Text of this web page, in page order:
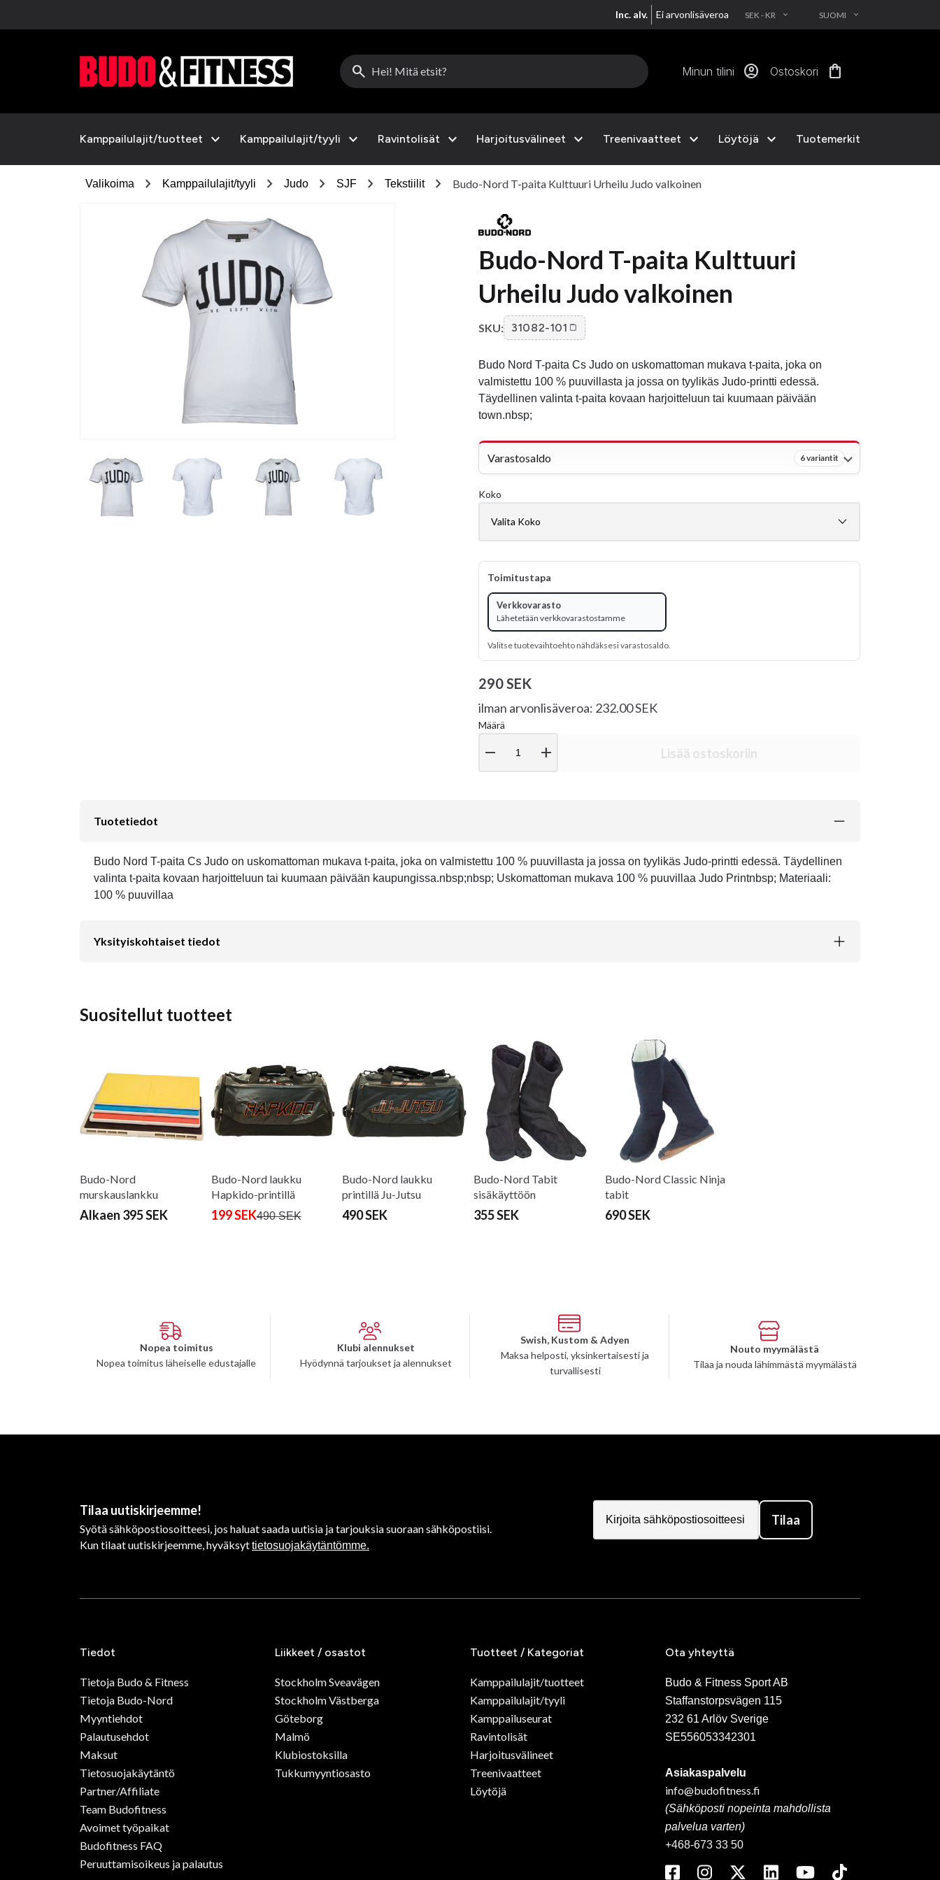
Inc. alv. Ei arvonlisäveroa SEK - KR EXPAND_MORE SUOMI EXPAND_MORE
search Minun tilini account_circle Ostoskori shopping_bag
Kamppailulajit/tuotteet expand_more Kamppailulajit/tyyli expand_more Ravintolisät expand_more Harjoitusvälineet expand_more Treenivaatteet expand_more Löytöjä expand_more Tuotemerkit
Valikoima chevron_right Kamppailulajit/tyyli chevron_right Judo chevron_right SJF chevron_right Tekstiilit chevron_right Budo-Nord T-paita Kulttuuri Urheilu Judo valkoinen
Budo-Nord T-paita Kulttuuri
Urheilu Judo valkoinen
SKU: 31082-101
Budo Nord T-paita Cs Judo on uskomattoman mukava t-paita, joka on
valmistettu 100 % puuvillasta ja jossa on tyylikäs Judo-printti edessä.
Täydellinen valinta t-paita kovaan harjoitteluun tai kuumaan päivään
town.nbsp;
Varastosaldo 6 variantit
Koko
Toimitustapa
Verkkovarasto
Lähetetään verkkovarastostamme
Valitse tuotevaihtoehto nähdäksesi varastosaldo.
290 SEK
ilman arvonlisäveroa: 232.00 SEK
Määrä
remove add Lisää ostoskoriin
Tuotetiedot
Budo Nord T-paita Cs Judo on uskomattoman mukava t-paita, joka on valmistettu 100 % puuvillasta ja jossa on tyylikäs Judo-printti edessä. Täydellinen
valinta t-paita kovaan harjoitteluun tai kuumaan päivään kaupungissa.nbsp;nbsp; Uskomattoman mukava 100 % puuvillaa Judo Printnbsp; Materiaali:
100 % puuvillaa
Yksityiskohtaiset tiedot
Suositellut tuotteet
Budo-Nord
murskauslankku
Alkaen 395 SEK
Budo-Nord laukku
Hapkido-printillä
199 SEK490 SEK
Budo-Nord laukku
printillä Ju-Jutsu
490 SEK
Budo-Nord Tabit
sisäkäyttöön
355 SEK
Budo-Nord Classic Ninja
tabit
690 SEK
Nopea toimitus
Nopea toimitus läheiselle edustajalle
Klubi alennukset
Hyödynnä tarjoukset ja alennukset
Swish, Kustom & Adyen
Maksa helposti, yksinkertaisesti ja
turvallisesti
Nouto myymälästä
Tilaa ja nouda lähimmästä myymälästä
Tilaa uutiskirjeemme!
Syötä sähköpostiosoitteesi, jos haluat saada uutisia ja tarjouksia suoraan sähköpostiisi.
Kun tilaat uutiskirjeemme, hyväksyttietosuojakäytäntömme.
Tilaa
Tiedot
Tietoja Budo & Fitness
Tietoja Budo-Nord
Myyntiehdot
Palautusehdot
Maksut
Tietosuojakäytäntö
Partner/Affiliate
Team Budofitness
Avoimet työpaikat
Budofitness FAQ
Peruuttamisoikeus ja palautus
Liikkeet / osastot
Stockholm Sveavägen
Stockholm Västberga
Göteborg
Malmö
Klubiostoksilla
Tukkumyyntiosasto
Tuotteet / Kategoriat
Kamppailulajit/tuotteet
Kamppailulajit/tyyli
Kamppailuseurat
Ravintolisät
Harjoitusvälineet
Treenivaatteet
Löytöjä
Ota yhteyttä
Budo & Fitness Sport AB
Staffanstorpsvägen 115
232 61 Arlöv Sverige
SE556053342301
Asiakaspalvelu
info@budofitness.fi
(Sähköposti nopeinta mahdollista
palvelua varten)
+468-673 33 50